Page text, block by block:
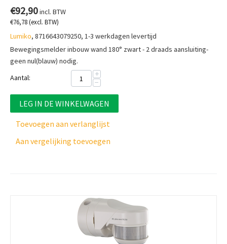
€92,90incl. BTW
€76,78(excl. BTW)
Lumiko, 8716643079250, 1-3 werkdagen levertijd
Bewegingsmelder inbouw wand 180° zwart - 2 draads aansluiting-
geen nul(blauw) nodig.
Aantal:
+
−
LEG IN DE WINKELWAGEN
Toevoegen aan verlanglijst
Aan vergelijking toevoegen